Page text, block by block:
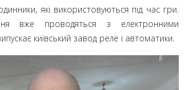
які використовуються під час гри.
вже проводяться з електронними
київський завод реле і автоматики.